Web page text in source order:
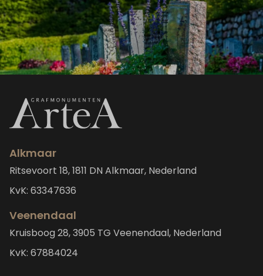
Alkmaar
Ritsevoort 18, 1811 DN Alkmaar, Nederland
KvK: 63347636
Veenendaal
Kruisboog 28, 3905 TG Veenendaal, Nederland
KvK: 67884024